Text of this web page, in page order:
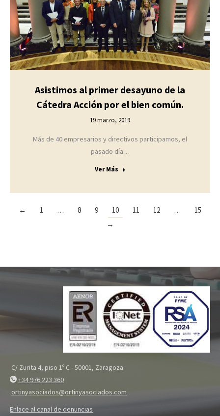
Asistimos al primer desayuno de la
Cátedra Acción por el bien común.
19 marzo, 2019
Más de 40 empresarios y directivos participamos, el
pasado día…
Ver Más
← 1 … 8 9 10 11 12 …
15
→
C/ Zurita 4, piso 1º C - 50001, Zaragoza
+34 976 223 360
ortinyasociados@ortinyasociados.com
Enlace al canal de denuncias